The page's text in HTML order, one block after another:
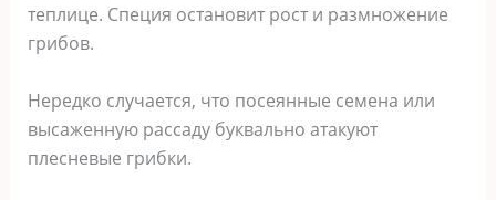
теплице. Специя остановит рост и размножение
грибов.
Нередко случается, что посеянные семена или
высаженную рассаду буквально атакуют
плесневые грибки.